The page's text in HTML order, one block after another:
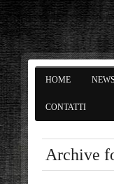
HOME NEWS
CONTATTI
Archive